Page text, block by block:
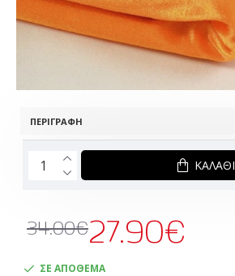
ΠΕΡΙΓΡΑΦΉ
ΣΕ ΑΠΟΘΕΜΑ
27.90€
34.00€
ΚΑΛΆΘΙ